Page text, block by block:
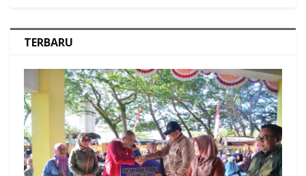
TERBARU